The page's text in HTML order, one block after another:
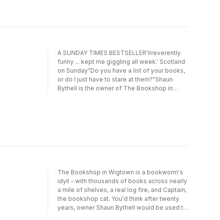
assistant Student Hugo - along with much
loved bookseller favourites like the
passionate Sci-Fi Fan, the voracious Railway
Collector and the ever-elusive Perfect
Customer.
A SUNDAY TIMES BESTSELLER'Irreverently
funny ... kept me giggling all week.' Scotland
on Sunday"Do you have a list of your books,
or do I just have to stare at them?"Shaun
Bythell is the owner of The Bookshop in
make poultices.
The Bookshop in Wigtown is a bookworm's
idyll - with thousands of books across nearly
a mile of shelves, a real log fire, and Captain,
the bookshop cat. You'd think after twenty
years, owner Shaun Bythell would be used to